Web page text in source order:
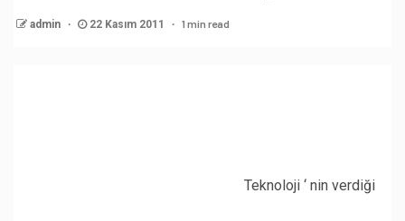
admin 22 Kasım 2011 1 min read
Teknoloji ‘ nin verdiği